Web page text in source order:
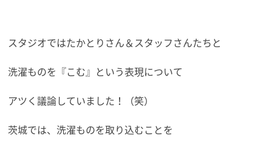
スタジオではたかとりさん＆スタッフさんたちと
洗濯ものを『こむ』という表現について
アツく議論していました！（笑）
茨城では、洗濯ものを取り込むことを